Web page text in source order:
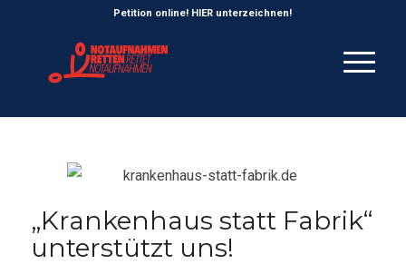
Petition online! HIER unterzeichnen!
„Krankenhaus statt Fabrik“
unterstützt uns!